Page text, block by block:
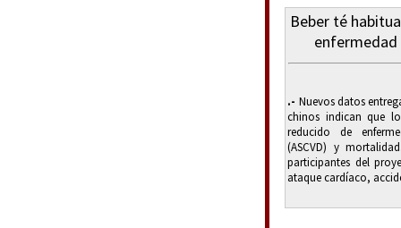
Beber té
.- Nuevos datos
chinos indican que
reducido de
(ASCVD) y
participantes del
ataque cardíaco,